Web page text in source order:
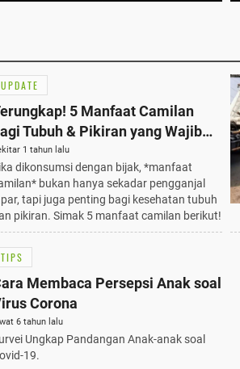
UPDATE
5 Manfaat Camilan
Tubuh & Pikiran yang Wajib
di Tahun 2025!
1 tahun lalu
dikonsumsi dengan bijak, *manfaat
bukan hanya sekadar pengganjal
tapi juga penting bagi kesehatan tubuh
pikiran. Simak 5 manfaat camilan berikut!
TIPS
Membaca Persepsi Anak soal
Corona
6 tahun lalu
Ungkap Pandangan Anak-anak soal
19.